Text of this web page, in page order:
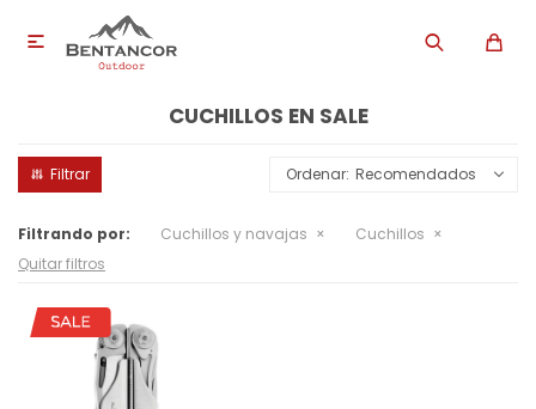

CUCHILLOS EN SALE
Recomendados
Filtrando por: Cuchillos y navajas
Cuchillos
Quitar filtros